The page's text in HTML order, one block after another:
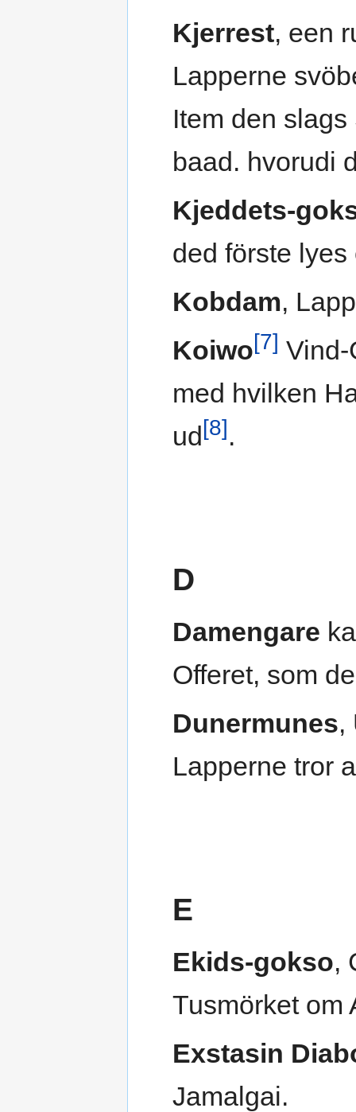
Kjerrest, een
Lapperne
Item den
baad. hvorudi
Kjeddets-
ded förste
Kobdam,
Koiwo[7] Vind-
med hvilken
ud[8].
D
Damengare
Offeret, som
Dunermunes,
Lapperne tror
E
Ekids-gokso,
Tusmörket om
Exstasin
Jamalgai.